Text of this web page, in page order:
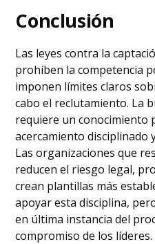
Conclusión
Las leyes contra la
prohíben la competencia
imponen límites claros
cabo el reclutamiento. La
requiere un conocimiento
acercamiento disciplinado
Las organizaciones que
reducen el riesgo legal,
crean plantillas más
apoyar esta disciplina,
en última instancia del
compromiso de los líderes.